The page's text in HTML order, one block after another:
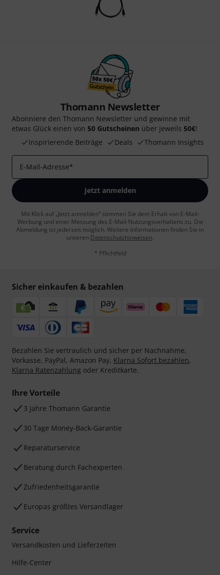
Thomann Newsletter
Abonniere den Thomann Newsletter und gewinne mit
etwas Glück einen von 50 Gutscheinen über jeweils 50€!
Inspirierende Beiträge
Deals Thomann Insights
E-Mail-Adresse*
Jetzt anmelden
Mit Klick auf „Jetzt anmelden“ stimmen Sie dem Erhalt von E-Mail-
Werbung und einer Messung des E-Mail-Nutzungsverhaltens zu. Die
Abmeldung ist jederzeit möglich. Weitere Informationen finden Sie in
unseren Datenschutzhinweisen.
* Pflichtfeld
Sicher einkaufen & bezahlen
Bezahlen Sie vertraulich und sicher per Nachnahme,
Vorkasse, PayPal, Amazon Pay, Klarna Sofort bezahlen,
Klarna Ratenzahlung oder Kreditkarte.
Ihre Vorteile
3 Jahre Thomann Garantie
30 Tage Money-Back-Garantie
Reparaturservice
Beratung durch Fachexperten
Zufriedenheitsgarantie
Europas größtes Versandlager
Service
Versandkosten und Lieferzeiten
Hilfe-Center